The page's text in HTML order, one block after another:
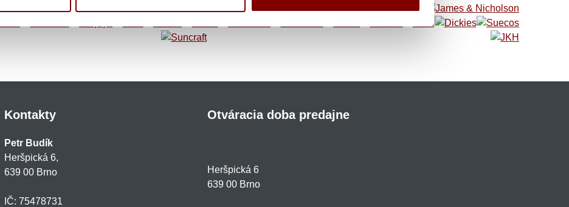
Kontakty
Petr Budík
Heršpická 6,
639 00 Brno
IČ: 75478731
Otváracia doba predajne
Heršpická 6
639 00 Brno